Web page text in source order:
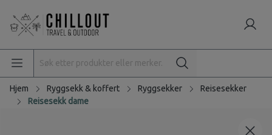
Hjem Ryggsekk & koffert Ryggsekker
Reisesekker
Reisesekk dame